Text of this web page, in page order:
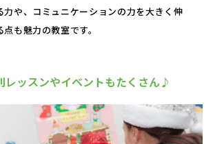
力や、コミュニケーションの力を大きく伸
も魅力の教室です。
レッスンやイベントもたくさん♪